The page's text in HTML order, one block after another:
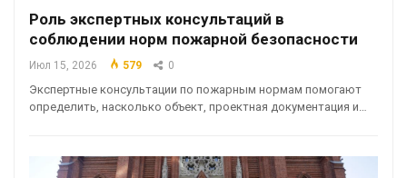
Роль экспертных консультаций в
соблюдении норм пожарной безопасности
Июл 15, 2026 579 0
Экспертные консультации по пожарным нормам помогают
определить, насколько объект, проектная документация и…